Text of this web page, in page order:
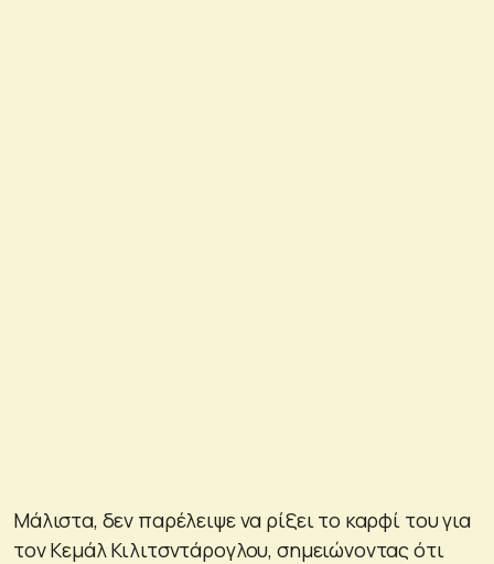
Μάλιστα, δεν παρέλειψε να ρίξει το καρφί του για
τον Κεμάλ Κιλιτσντάρογλου, σημειώνοντας ότι